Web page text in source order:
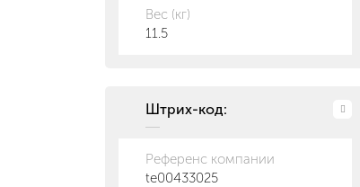
Вес (кг)
11.5
Штрих-код:
Референс компании
te00433025